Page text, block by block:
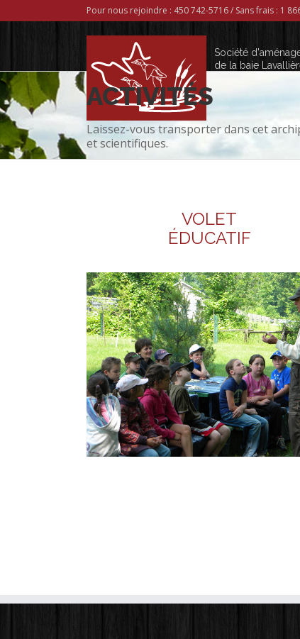
Pour nous rejoindre : 450 742-5716 / Sans frais : 1
Société
de la baie
ACTIVITÉS
Laissez-vous transporter dans cet
et scientifiques.
VOLET
ÉDUCATIF